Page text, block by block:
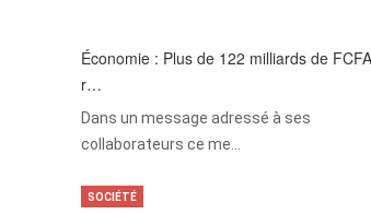
Économie : Plus de 122 milliards de
r…
Dans un message adressé à ses
collaborateurs ce me…
SOCIÉTÉ